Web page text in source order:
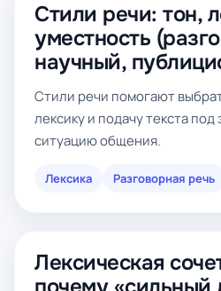
Стили речи: тон,
уместность
научный,
Стили речи помогают
лексику и подачу текста под
ситуацию общения.
Лексика Разговорная речь
Лексическая